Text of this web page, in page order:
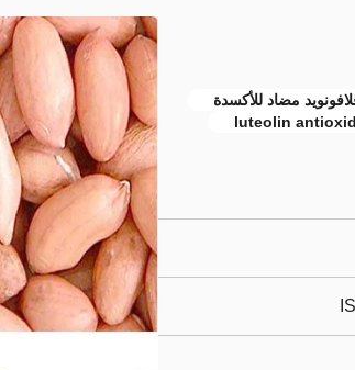
مضاد للأكسدة
luteolin